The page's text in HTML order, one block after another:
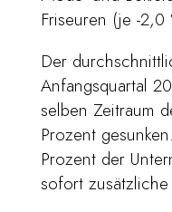
Friseuren (je -2,0
Der
Anfangsquartal
selben Zeitraum
Prozent
Prozent der
sofort